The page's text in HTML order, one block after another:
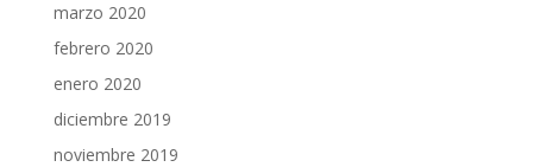
marzo 2020
febrero 2020
enero 2020
diciembre 2019
noviembre 2019